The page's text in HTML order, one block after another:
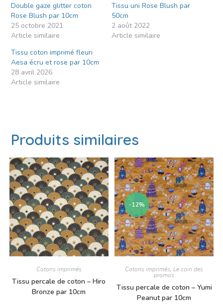
Double gaze glitter coton
Rose Blush par 10cm
25 octobre 2021
Article similaire
Tissu uni Rose Blush par
50cm
2 août 2022
Article similaire
Tissu coton imprimé fleuri
Aesa écru et rose par 10cm
28 avril 2026
Article similaire
Produits similaires
Cotons imprimés
Tissu percale de coton – Hiro
Bronze par 10cm
-12%
Cotons imprimés,Le coin des
promos
Tissu percale de coton – Yumi
Peanut par 10cm